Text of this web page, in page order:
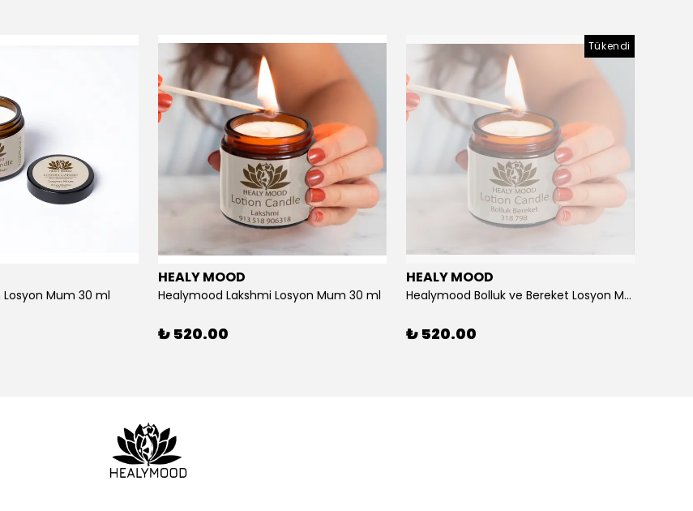
Mum 30 ml
HEALY MOOD
Healymood Lakshmi Losyon Mum 30 ml
₺ 520.00
Tükendi
HEALY MOOD
Healymood Bolluk ve Bereket Losyon Mumu 30 ml
₺ 520.00